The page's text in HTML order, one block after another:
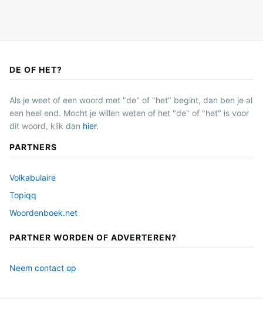
DE OF HET?
Als je weet of een woord met "de" of "het" begint, dan ben je al
een heel end. Mocht je willen weten of het "de" of "het" is voor
dit woord, klik dan hier.
PARTNERS
Volkabulaire
Topiqq
Woordenboek.net
PARTNER WORDEN OF ADVERTEREN?
Neem contact op